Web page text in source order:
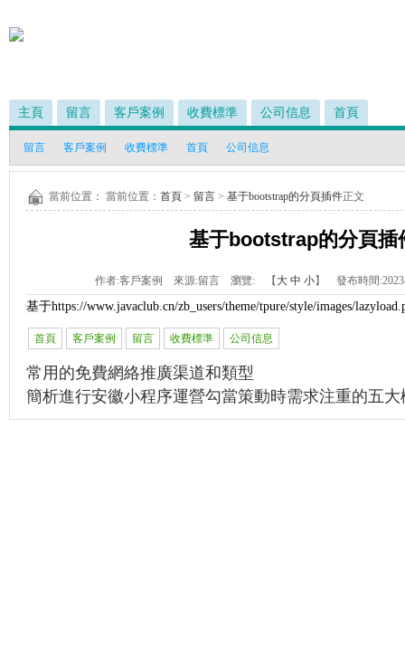
主頁 留言 客戶案例 收費標準 公司信息 首頁
留言 客戶案例 收費標準 首頁 公司信息
當前位置： 當前位置： 首頁 > 留言 > 基于bootstrap的分頁插件正文
基于bootstrap的分頁插
作者:客戶案例 來源:留言瀏覽:【 大 中 小】 發布時間:
基于https://www.javaclub.cn/zb_users/theme/tpure/style/images/
首頁 客戶案例 留言 收費標準 公司信息
常用的免費網絡推廣渠道和類型
簡析進行安徽小程序運營勾當策動時需求注重的五大